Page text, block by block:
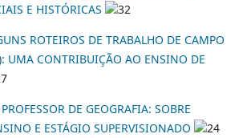
E HISTÓRICAS
32
ROTEIROS DE TRABALHO DE CAMPO
UMA CONTRIBUIÇÃO AO ENSINO DE
DE GEOGRAFIA: SOBRE
E ESTÁGIO SUPERVISIONADO
24